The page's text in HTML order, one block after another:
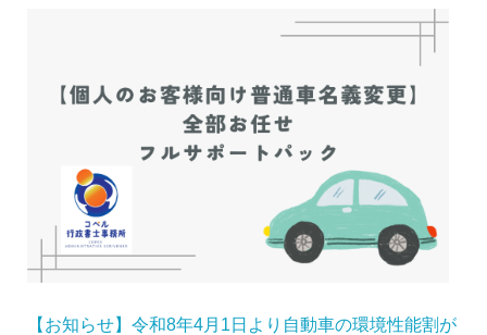
【お知らせ】令和8年4月1日より自動車の環境性能割が